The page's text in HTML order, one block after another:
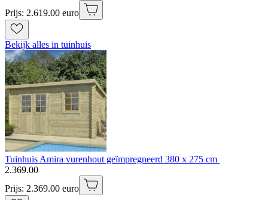
Prijs: 2.619.00 euro
Bekijk alles in tuinhuis
Tuinhuis Amira vurenhout geïmpregneerd 380 x 275 cm
2.369.00
Prijs: 2.369.00 euro